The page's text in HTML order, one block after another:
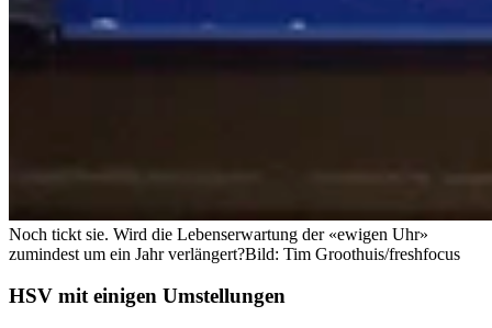
Noch tickt sie. Wird die Lebenserwartung der «ewigen Uhr»
zumindest um ein Jahr verlängert?Bild: Tim Groothuis/freshfocus
HSV mit einigen Umstellungen